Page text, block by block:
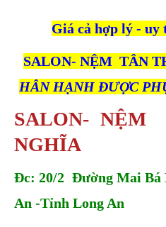
Giá cả hợp lý - uy
SALON- NỆM TÂN
HÂN HẠNH ĐƯỢC
SALON- NỆM
NGHĨA
Đc: 20/2 Đường Mai Bá
An -Tỉnh Long An